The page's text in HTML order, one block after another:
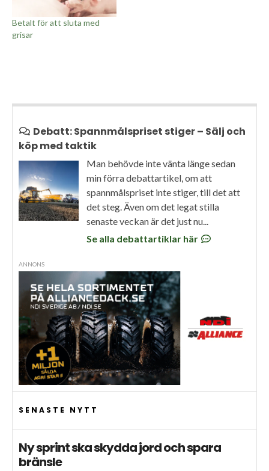
Betalt för att sluta med
grisar
Debatt: Spannmålspriset stiger – Sälj och
köp med taktik
Man behövde inte vänta länge sedan
min förra debattartikel, om att
spannmålspriset inte stiger, till det att
det steg. Även om det legat stilla
senaste veckan är det just nu...
Se alla debattartiklar här
ANNONS
SENASTE NYTT
Ny sprint ska skydda jord och spara
bränsle